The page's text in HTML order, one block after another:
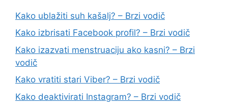
Kako ublažiti suh kašalj? – Brzi vodič
Kako izbrisati Facebook profil? – Brzi vodič
Kako izazvati menstruaciju ako kasni? – Brzi
vodič
Kako vratiti stari Viber? – Brzi vodič
Kako deaktivirati Instagram? – Brzi vodič